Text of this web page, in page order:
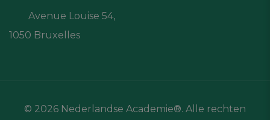
Avenue Louise 54,
1050 Bruxelles
© 2026 Nederlandse Academie®. Alle rechten